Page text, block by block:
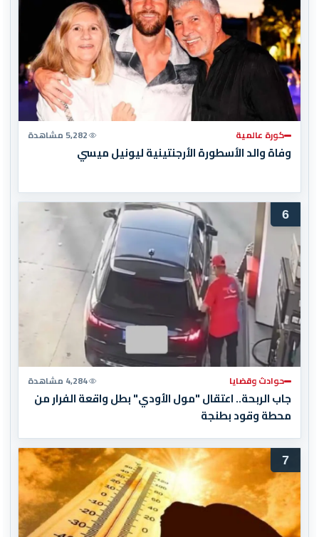
كورة عالمية 5,282 مشاهدة
وفاة والد الأسطورة الأرجنتينية ليونيل ميسي
6
حوادث وقضايا 4,284 مشاهدة
جاب الربحة.. اعتقال "مول الأودي" بطل واقعة الفرار من
محطة وقود بطنجة
7